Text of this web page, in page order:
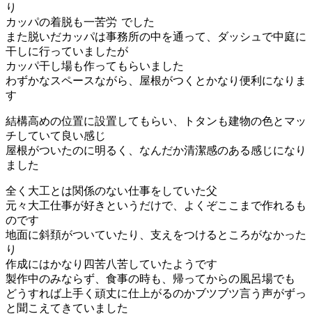
り
カッパの着脱も一苦労 でした
また脱いだカッパは事務所の中を通って、ダッシュで中庭に
干しに行っていましたが
カッパ干し場も作ってもらいました
わずかなスペースながら、屋根がつくとかなり便利になりま
す
結構高めの位置に設置してもらい、トタンも建物の色とマッ
チしていて良い感じ
屋根がついたのに明るく、なんだか清潔感のある感じになり
ました
全く大工とは関係のない仕事をしていた父
元々大工仕事が好きというだけで、よくぞここまで作れるも
のです
地面に斜頚がついていたり、支えをつけるところがなかった
り
作成にはかなり四苦八苦していたようです
製作中のみならず、食事の時も、帰ってからの風呂場でも
どうすれば上手く頑丈に仕上がるのかブツブツ言う声がずっ
と聞こえてきていました